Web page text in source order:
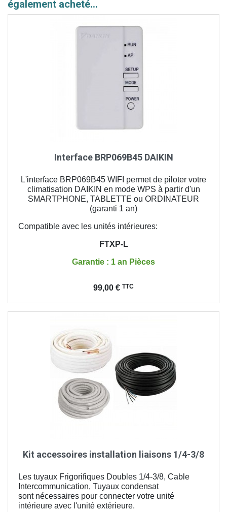
également acheté...
Interface BRP069B45 DAIKIN
L'interface BRP069B45 WIFI permet de piloter votre
climatisation DAIKIN en mode WPS à partir d'un
SMARTPHONE, TABLETTE ou ORDINATEUR
(garanti 1 an)
Compatible avec les unités intérieures:
FTXP-L
Garantie : 1 an Pièces
99,00 € TTC
Kit accessoires installation liaisons 1/4-3/8
Les tuyaux Frigorifiques Doubles 1/4-3/8, Cable
Intercommunication, Tuyaux condensat
sont nécessaires pour connecter votre unité
intérieure avec l'unité extérieure.